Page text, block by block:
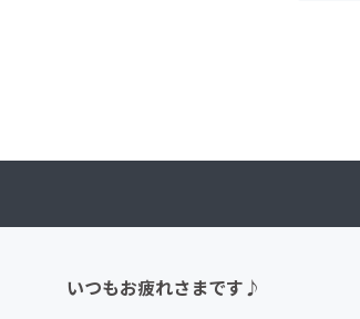
いつもお疲れさまです♪